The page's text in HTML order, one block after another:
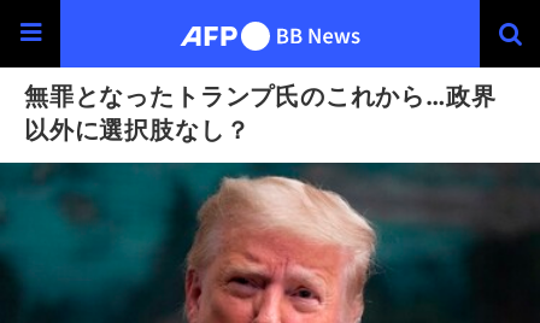
無罪となったトランプ氏のこれから…政界
以外に選択肢なし？